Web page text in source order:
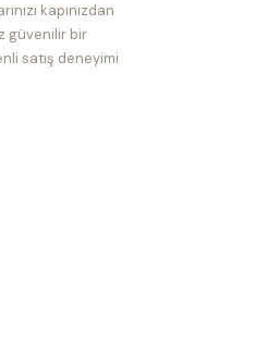
kapınızdan
güvenilir bir
satış deneyimi